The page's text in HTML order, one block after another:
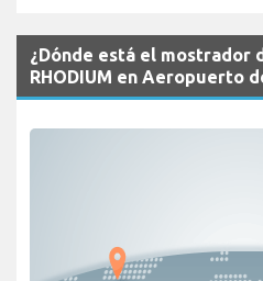
¿Dónde está el mostrador
RHODIUM en Aeropuerto